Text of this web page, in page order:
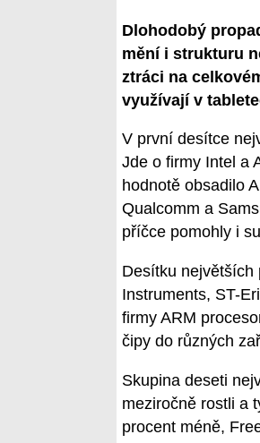
Dlohodobý
mění i strukturu
ztráci na
využívají v
V první desítce
Jde o firmy Intel a
hodnotě obsadilo
Qualcomm a
příčce pomohly i
Desítku největších
Instruments, ST-
firmy ARM
čipy do různých
Skupina deseti
meziročně rostli a
procent méně,